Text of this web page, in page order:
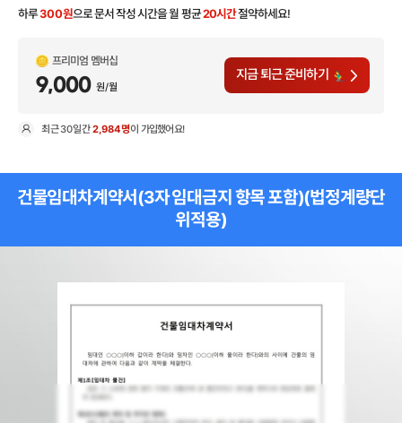
하루300원으로 문서 작성 시간을 월 평균20시간절약하세요!
프리미엄 멤버십
9,000 원/월
지금 퇴근 준비하기
최근30일간2,984명이 가입했어요!
건물임대차계약서(3자 임대금지 항목 포함)(법정계량단
위적용)